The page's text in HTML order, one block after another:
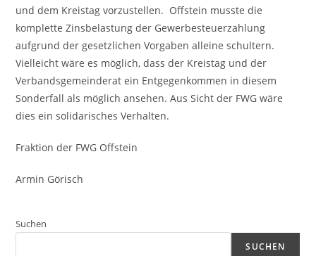
und dem Kreistag vorzustellen. Offstein musste die
komplette Zinsbelastung der Gewerbesteuerzahlung
aufgrund der gesetzlichen Vorgaben alleine schultern.
Vielleicht wäre es möglich, dass der Kreistag und der
Verbandsgemeinderat ein Entgegenkommen in diesem
Sonderfall als möglich ansehen. Aus Sicht der FWG wäre
dies ein solidarisches Verhalten.
Fraktion der FWG Offstein
Armin Görisch
Suchen
SUCHEN